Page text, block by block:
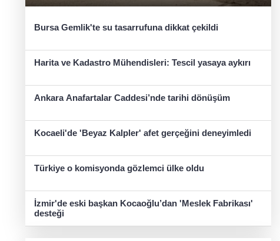
Bursa Gemlik'te su tasarrufuna dikkat çekildi
Harita ve Kadastro Mühendisleri: Tescil yasaya aykırı
Ankara Anafartalar Caddesi’nde tarihi dönüşüm
Kocaeli'de 'Beyaz Kalpler' afet gerçeğini deneyimledi
Türkiye o komisyonda gözlemci ülke oldu
İzmir'de eski başkan Kocaoğlu’dan 'Meslek Fabrikası'
desteği